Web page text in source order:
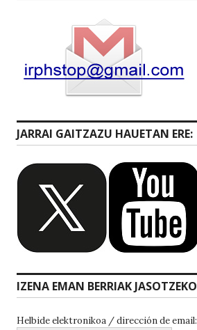
JARRAI GAITZAZU HAUETAN ERE:
IZENA EMAN BERRIAK JASOTZEKO
Helbide elektronikoa / dirección de email: